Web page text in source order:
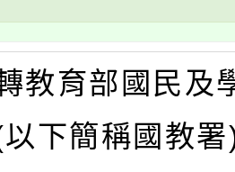
教育部國民及
下簡稱國教